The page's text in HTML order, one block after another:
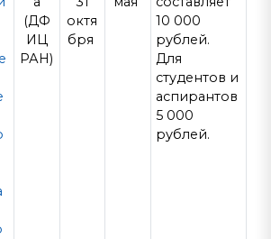
(ДФ
ИЦ
РАН)
октя
бря
10 000
рублей.
Для
студентов и
аспирантов
5 000
рублей.